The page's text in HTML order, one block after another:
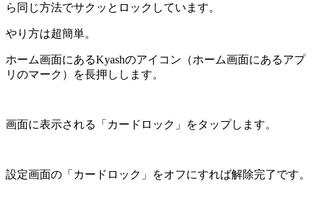
ら同じ方法でサクッとロックしています。
やり方は超簡単。
ホーム画面にあるKyashのアイコン（ホーム画面にあるアプ
リのマーク）を長押しします。
画面に表示される「カードロック」をタップします。
設定画面の「カードロック」をオフにすれば解除完了です。